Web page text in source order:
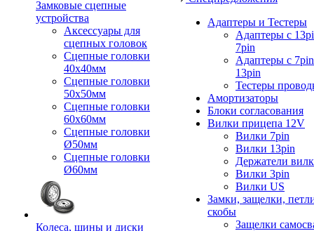
Замковые сцепные
устройства
Аксессуары для
сцепных головок
Сцепные головки
40x40мм
Сцепные головки
50x50мм
Сцепные головки
60x60мм
Сцепные головки
Ø50мм
Сцепные головки
Ø60мм
Колеса, шины и диски
Адаптеры и Тестеры
Адаптеры с
7pin
Адаптеры с
13pin
Тестеры
Амортизаторы
Блоки согласования
Вилки прицепа 12V
Вилки 7pin
Вилки 13pin
Держатели
Вилки 3pin
Вилки US
Замки, защелки,
скобы
Защелки